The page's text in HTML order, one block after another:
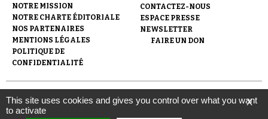
Demander à Vera
NOTRE MISSION
NOTRE CHARTE ÉDITORIALE
NOS PARTENAIRES
MENTIONS LÉGALES
POLITIQUE DE
CONFIDENTIALITÉ
CONTACTEZ-NOUS
ESPACE PRESSE
NEWSLETTER
FAIRE UN DON
© 2007- 2026 Conspiracy Watch | Une réalisation de
l'Observatoire du conspirationnisme (association loi de 1901) avec
le soutien de la Fondation pour la Mémoire de la Shoah.
X
This site uses cookies and gives you control over what you want
to activate